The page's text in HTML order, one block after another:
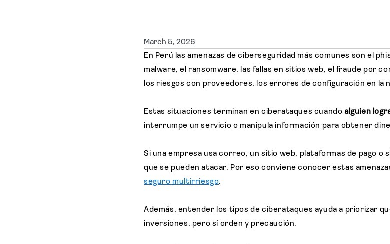
March 5, 2026
En Perú las amenazas de ciberseguridad más comunes son el
malware, el ransomware, las fallas en sitios web, el fraude por
los riesgos con proveedores, los errores de configuración en la
Estas situaciones terminan en ciberataques cuando alguien
interrumpe un servicio o manipula información para obtener
Si una empresa usa correo, un sitio web, plataformas de pago o
que se pueden atacar. Por eso conviene conocer estas
seguro multirriesgo.
Además, entender los tipos de ciberataques ayuda a priorizar
inversiones, pero sí orden y precaución.